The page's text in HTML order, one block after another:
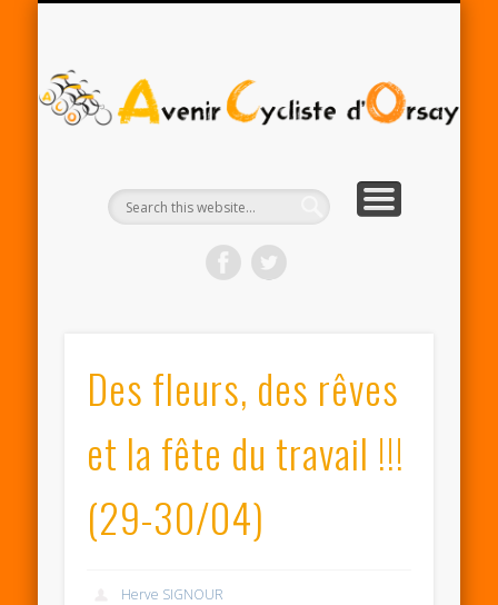
Des fleurs, des rêves
et la fête du travail !!!
(29-30/04)
Herve SIGNOUR